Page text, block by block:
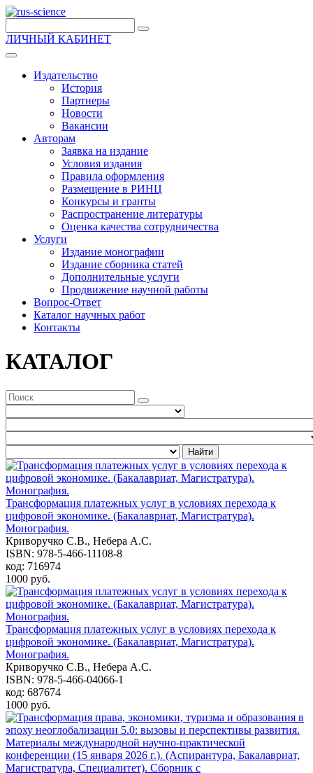
ЛИЧНЫЙ КАБИНЕТ
Издательство
История
Партнеры
Новости
Вакансии
Авторам
Заявка на издание
Условия издания
Правила оформления
Размещение в РИНЦ
Конкурсы и гранты
Распространение литературы
Оценка качества сотрудничества
Услуги
Издание монографии
Издание сборника статей
Дополнительные услуги
Продвижение научной работы
Вопрос-Ответ
Каталог научных работ
Контакты
КАТАЛОГ
Найти
Трансформация платежных услуг в условиях перехода к
цифровой экономике. (Бакалавриат, Магистратура).
Монография.
Криворучко С.В., Небера А.С.
ISBN: 978-5-466-11108-8
код: 716974
1000 руб.
Трансформация платежных услуг в условиях перехода к
цифровой экономике. (Бакалавриат, Магистратура).
Монография.
Криворучко С.В., Небера А.С.
ISBN: 978-5-466-04066-1
код: 687674
1000 руб.